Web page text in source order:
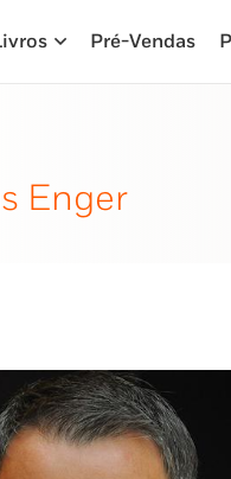
Pré-Vendas
Enger